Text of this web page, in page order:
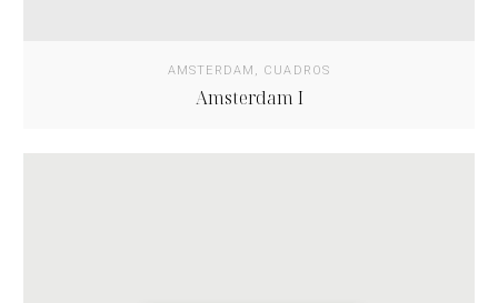
AMSTERDAM , CUADROS
Amsterdam I